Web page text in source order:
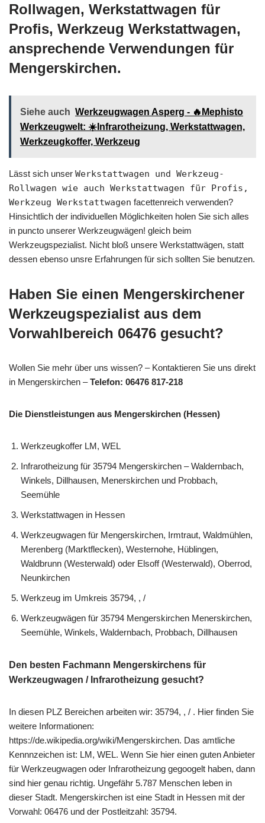
Rollwagen, Werkstattwagen für
Profis, Werkzeug Werkstattwagen,
ansprechende Verwendungen für
Mengerskirchen.
Siehe auch Werkzeugwagen Asperg - 🔥Mephisto
Werkzeugwelt: ☀️Infrarotheizung, Werkstattwagen,
Werkzeugkoffer, Werkzeug
Lässt sich unser Werkstattwagen und Werkzeug-
Rollwagen wie auch Werkstattwagen für Profis,
Werkzeug Werkstattwagen facettenreich verwenden?
Hinsichtlich der individuellen Möglichkeiten holen Sie sich alles
in puncto unserer Werkzeugwägen! gleich beim
Werkzeugspezialist. Nicht bloß unsere Werkstattwägen, statt
dessen ebenso unsre Erfahrungen für sich sollten Sie benutzen.
Haben Sie einen Mengerskirchener
Werkzeugspezialist aus dem
Vorwahlbereich 06476 gesucht?
Wollen Sie mehr über uns wissen? – Kontaktieren Sie uns direkt
in Mengerskirchen –Telefon: 06476 817-218
Die Dienstleistungen aus Mengerskirchen (Hessen)
Werkzeugkoffer LM, WEL
Infrarotheizung für 35794 Mengerskirchen – Waldernbach,
Winkels, Dillhausen, Menerskirchen und Probbach,
Seemühle
Werkstattwagen in Hessen
Werkzeugwagen für Mengerskirchen, Irmtraut, Waldmühlen,
Merenberg (Marktflecken), Westernohe, Hüblingen,
Waldbrunn (Westerwald) oder Elsoff (Westerwald), Oberrod,
Neunkirchen
Werkzeug im Umkreis 35794, , /
Werkzeugwägen für 35794 Mengerskirchen Menerskirchen,
Seemühle, Winkels, Waldernbach, Probbach, Dillhausen
Den besten Fachmann Mengerskirchens für
Werkzeugwagen / Infrarotheizung gesucht?
In diesen PLZ Bereichen arbeiten wir: 35794, , / . Hier finden Sie
weitere Informationen:
https://de.wikipedia.org/wiki/Mengerskirchen. Das amtliche
Kennnzeichen ist: LM, WEL. Wenn Sie hier einen guten Anbieter
für Werkzeugwagen oder Infrarotheizung gegoogelt haben, dann
sind hier genau richtig. Ungefähr 5.787 Menschen leben in
dieser Stadt. Mengerskirchen ist eine Stadt in Hessen mit der
Vorwahl: 06476 und der Postleitzahl: 35794.